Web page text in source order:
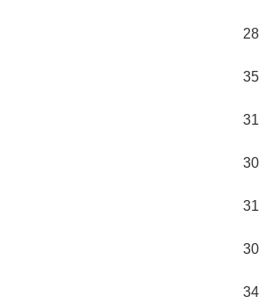
28
35
31
30
31
30
34